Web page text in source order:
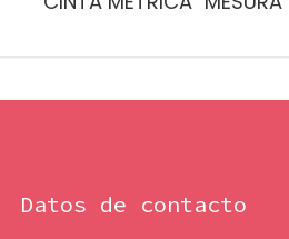
Datos de contacto